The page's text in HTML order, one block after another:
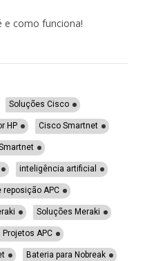
e como funciona!
Soluções Cisco
HP Cisco Smartnet
inteligência artificial
reposição APC
Soluções Meraki
Projetos APC
Bateria para Nobreak